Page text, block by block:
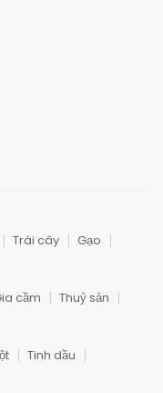
Trái cây
Gạo
cầm
Thuỷ sản
Tinh dầu